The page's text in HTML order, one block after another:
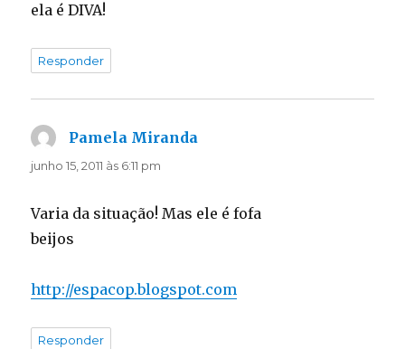
ela é DIVA!
Responder
Pamela Miranda
junho 15, 2011 às 6:11 pm
Varia da situação! Mas ele é fofa
beijos
http://espacop.blogspot.com
Responder